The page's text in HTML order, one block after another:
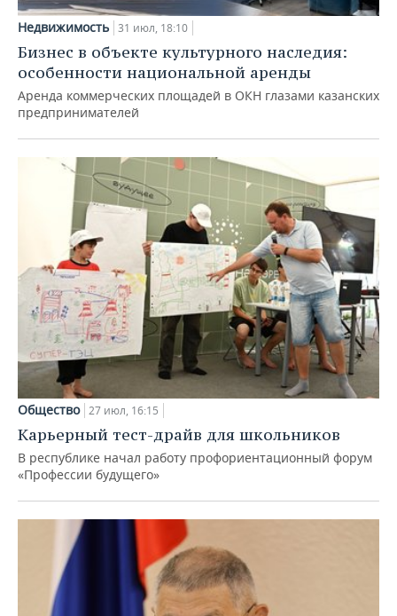
Недвижимость 31 июл, 18:10
Бизнес в объекте культурного наследия:
особенности национальной аренды
Аренда коммерческих площадей в ОКН глазами казанских
предпринимателей
Общество 27 июл, 16:15
Карьерный тест-драйв для школьников
В республике начал работу профориентационный форум
«Профессии будущего»